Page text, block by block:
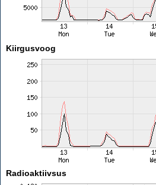
Kiirgusvoog
Radioaktiivsus